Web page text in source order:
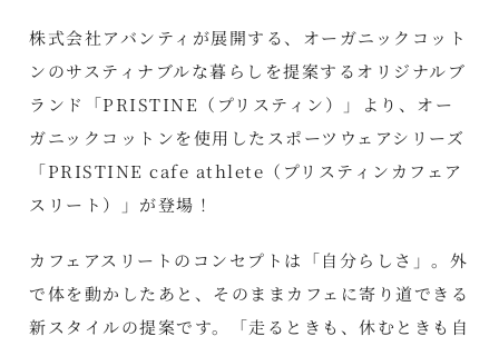
株式会社アバンティが展開する、オーガニックコット
ンのサスティナブルな暮らしを提案するオリジナルブ
ランド「PRISTINE（プリスティン）」より、オー
ガニックコットンを使用したスポーツウェアシリーズ
「PRISTINE cafe athlete（プリスティンカフェア
スリート）」が登場！
カフェアスリートのコンセプトは「自分らしさ」。外
で体を動かしたあと、そのままカフェに寄り道できる
新スタイルの提案です。「走るときも、休むときも自